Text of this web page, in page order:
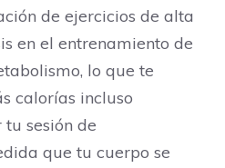
de ejercicios de alta
en el entrenamiento de
lo que te
calorías incluso
sesión de
que tu cuerpo se